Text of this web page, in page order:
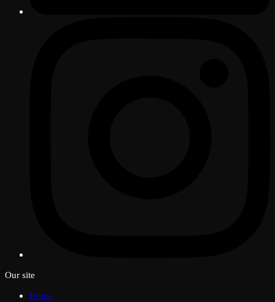
Our site
Home